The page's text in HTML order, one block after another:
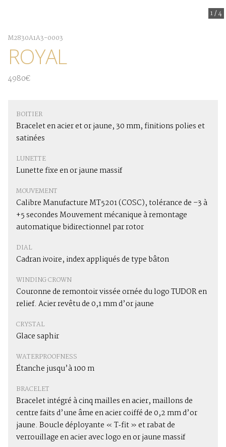
1/4
M2830A1A3-0003
ROYAL
4980€
BOITIER
Bracelet en acier et or jaune, 30 mm, finitions polies et
satinées
LUNETTE
Lunette fixe en or jaune massif
MOUVEMENT
Calibre Manufacture MT5201 (COSC), tolérance de –3 à
+5 secondes Mouvement mécanique à remontage
automatique bidirectionnel par rotor
DIAL
Cadran ivoire, index appliqués de type bâton
WINDING CROWN
Couronne de remontoir vissée ornée du logo TUDOR en
relief. Acier revêtu de 0,1 mm d’or jaune
CRYSTAL
Glace saphir
WATERPROOFNESS
Étanche jusqu’à 100 m
BRACELET
Bracelet intégré à cinq mailles en acier, maillons de
centre faits d’une âme en acier coiffé de 0,2 mm d’or
jaune. Boucle déployante « T‑fit » et rabat de
verrouillage en acier avec logo en or jaune massif